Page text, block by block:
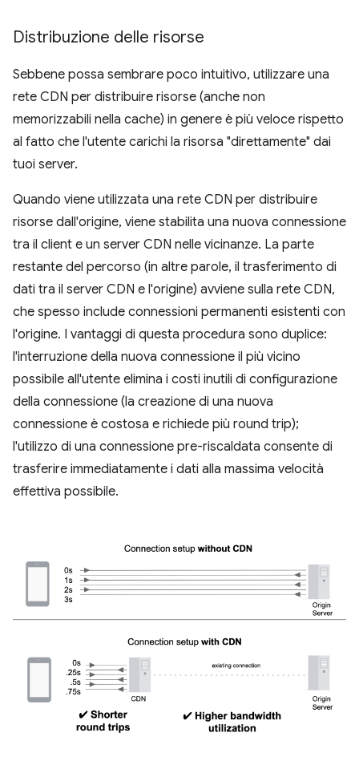
Distribuzione delle risorse
Sebbene possa sembrare poco intuitivo, utilizzare una
rete CDN per distribuire risorse (anche non
memorizzabili nella cache) in genere è più veloce rispetto
al fatto che l'utente carichi la risorsa "direttamente" dai
tuoi server.
Quando viene utilizzata una rete CDN per distribuire
risorse dall'origine, viene stabilita una nuova connessione
tra il client e un server CDN nelle vicinanze. La parte
restante del percorso (in altre parole, il trasferimento di
dati tra il server CDN e l'origine) avviene sulla rete CDN,
che spesso include connessioni permanenti esistenti con
l'origine. I vantaggi di questa procedura sono duplice:
l'interruzione della nuova connessione il più vicino
possibile all'utente elimina i costi inutili di configurazione
della connessione (la creazione di una nuova
connessione è costosa e richiede più round trip);
l'utilizzo di una connessione pre-riscaldata consente di
trasferire immediatamente i dati alla massima velocità
effettiva possibile.